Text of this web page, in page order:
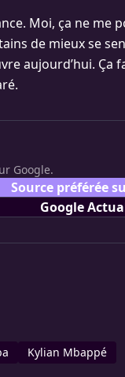
Moi, ça ne me
de mieux se
aujourd’hui.
Google.
Source préférée
Google
Kylian Mbappé